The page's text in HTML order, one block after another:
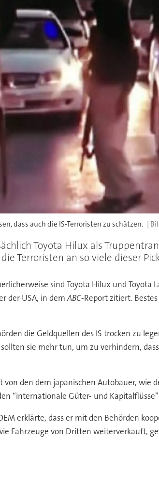
dass auch die IS-Terroristen zu schätzen.
Toyota Hilux als
Terroristen an so viele dieser
sind Toyota Hilux und
der USA, in demABC-Report zitiert.
die Geldquellen des IS trocken zu
sie mehr tun, um zu verhindern,
den dem japanischen Autobauer, wie
“internationale Güter- und
erklärte, dass er mit den Behörden
Fahrzeuge von Dritten weiterverkauft,